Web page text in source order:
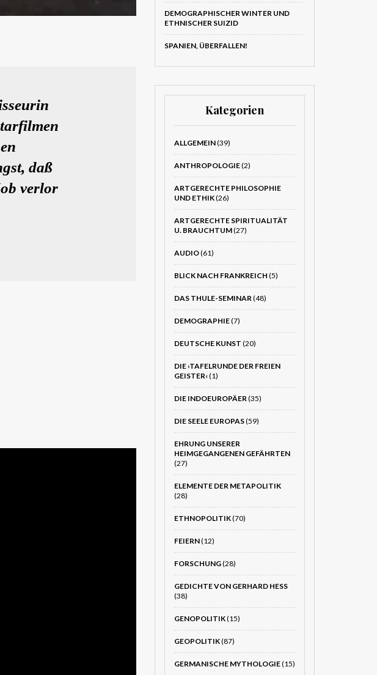
daß
verlor
DEMOGRAPHISCHER WINTER UND
ETHNISCHER SUIZID
SPANIEN, ÜBERFALLEN!
Kategorien
ALLGEMEIN(39)
ANTHROPOLOGIE(2)
ARTGERECHTE PHILOSOPHIE
UND ETHIK(26)
ARTGERECHTE SPIRITUALITÄT
U. BRAUCHTUM(27)
AUDIO(61)
BLICK NACH FRANKREICH (5)
DAS THULE-SEMINAR(48)
DEMOGRAPHIE(7)
DEUTSCHE KUNST (20)
DIE ›TAFELRUNDE DER FREIEN
GEISTER‹(1)
DIE INDOEUROPÄER(35)
DIE SEELE EUROPAS(59)
EHRUNG UNSERER
HEIMGEGANGENEN GEFÄHRTEN
(27)
ELEMENTE DER METAPOLITIK
(28)
ETHNOPOLITIK(70)
FEIERN(12)
FORSCHUNG(28)
GEDICHTE VON GERHARD HESS
(38)
GENOPOLITIK(15)
GEOPOLITIK(87)
GERMANISCHE MYTHOLOGIE(15)